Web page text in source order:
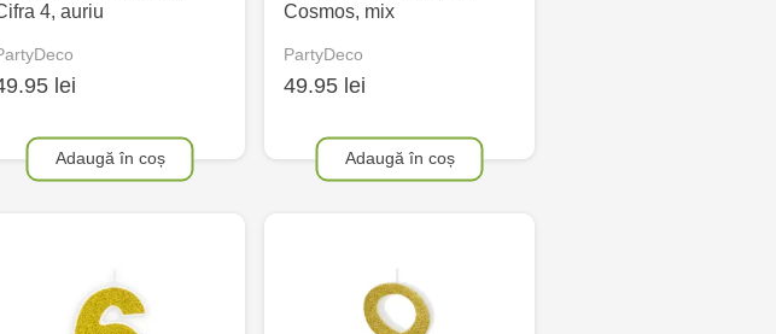
4, auriu
lei
Adaugă în coș
Cosmos, mix
PartyDeco
49.95 lei
Adaugă în coș